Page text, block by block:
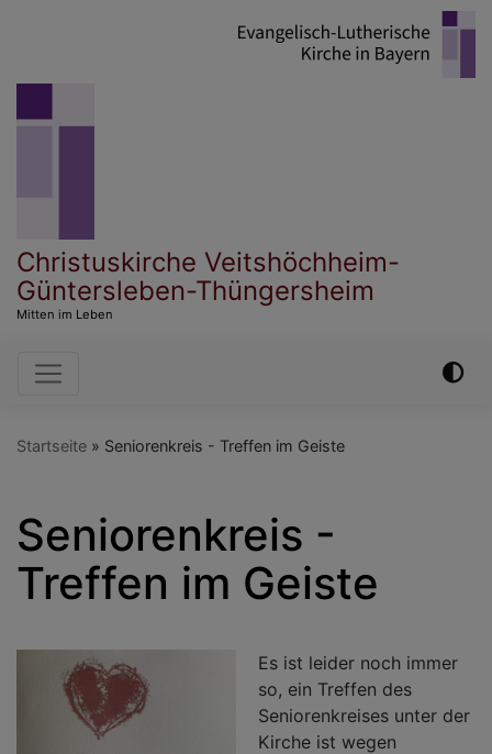
Christuskirche Veitshöchheim-
Güntersleben-Thüngersheim
Mitten im Leben
Hauptnavigation
Startseite Seniorenkreis - Treffen im Geiste
Seniorenkreis -
Treffen im Geiste
Es ist leider noch immer
so, ein Treffen des
Seniorenkreises unter der
Kirche ist wegen